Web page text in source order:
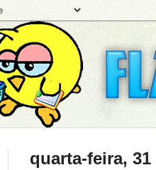
quarta-feira,